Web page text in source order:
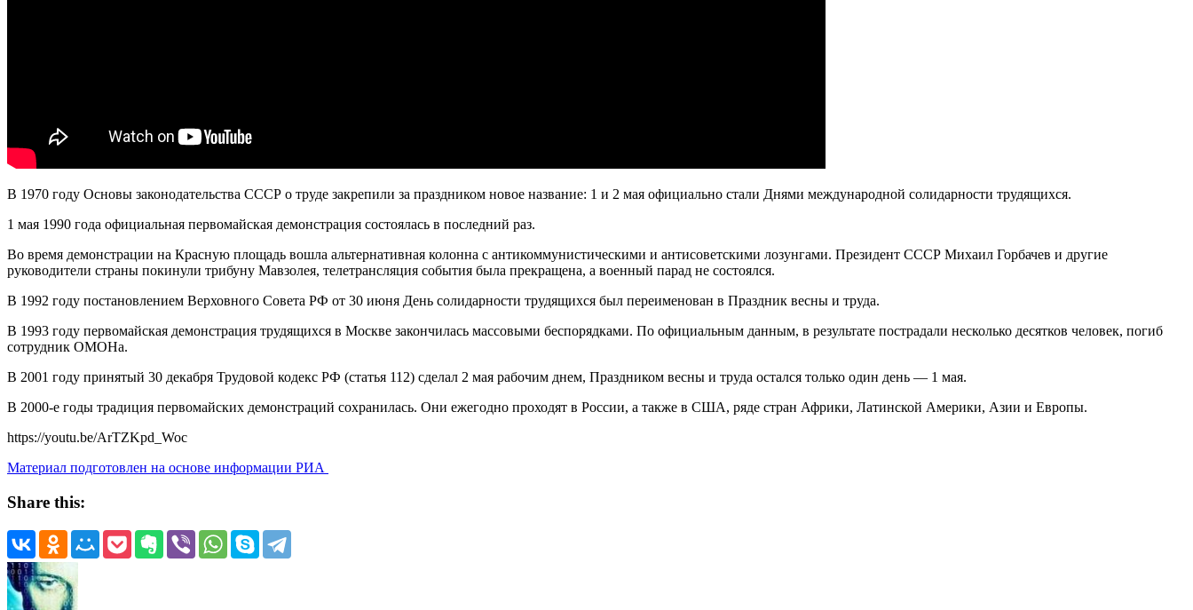
В 1970 году Основы законодательства СССР о труде закрепили за праздником новое название: 1 и 2 мая официально стали Днями международной солидарности трудящихся.
1 мая 1990 года официальная первомайская демонстрация состоялась в последний раз.
Во время демонстрации на Красную площадь вошла альтернативная колонна с антикоммунистическими и антисоветскими лозунгами. Президент СССР Михаил Горбачев и другие
руководители страны покинули трибуну Мавзолея, телетрансляция события была прекращена, а военный парад не состоялся.
В 1992 году постановлением Верховного Совета РФ от 30 июня День солидарности трудящихся был переименован в Праздник весны и труда.
В 1993 году первомайская демонстрация трудящихся в Москве закончилась массовыми беспорядками. По официальным данным, в результате пострадали несколько десятков человек, погиб
сотрудник ОМОНа.
В 2001 году принятый 30 декабря Трудовой кодекс РФ (статья 112) сделал 2 мая рабочим днем, Праздником весны и труда остался только один день — 1 мая.
В 2000-е годы традиция первомайских демонстраций сохранилась. Они ежегодно проходят в России, а также в США, ряде стран Африки, Латинской Америки, Азии и Европы.
https://youtu.be/ArTZKpd_Woc
Материал подготовлен на основе информации РИА
Share this: